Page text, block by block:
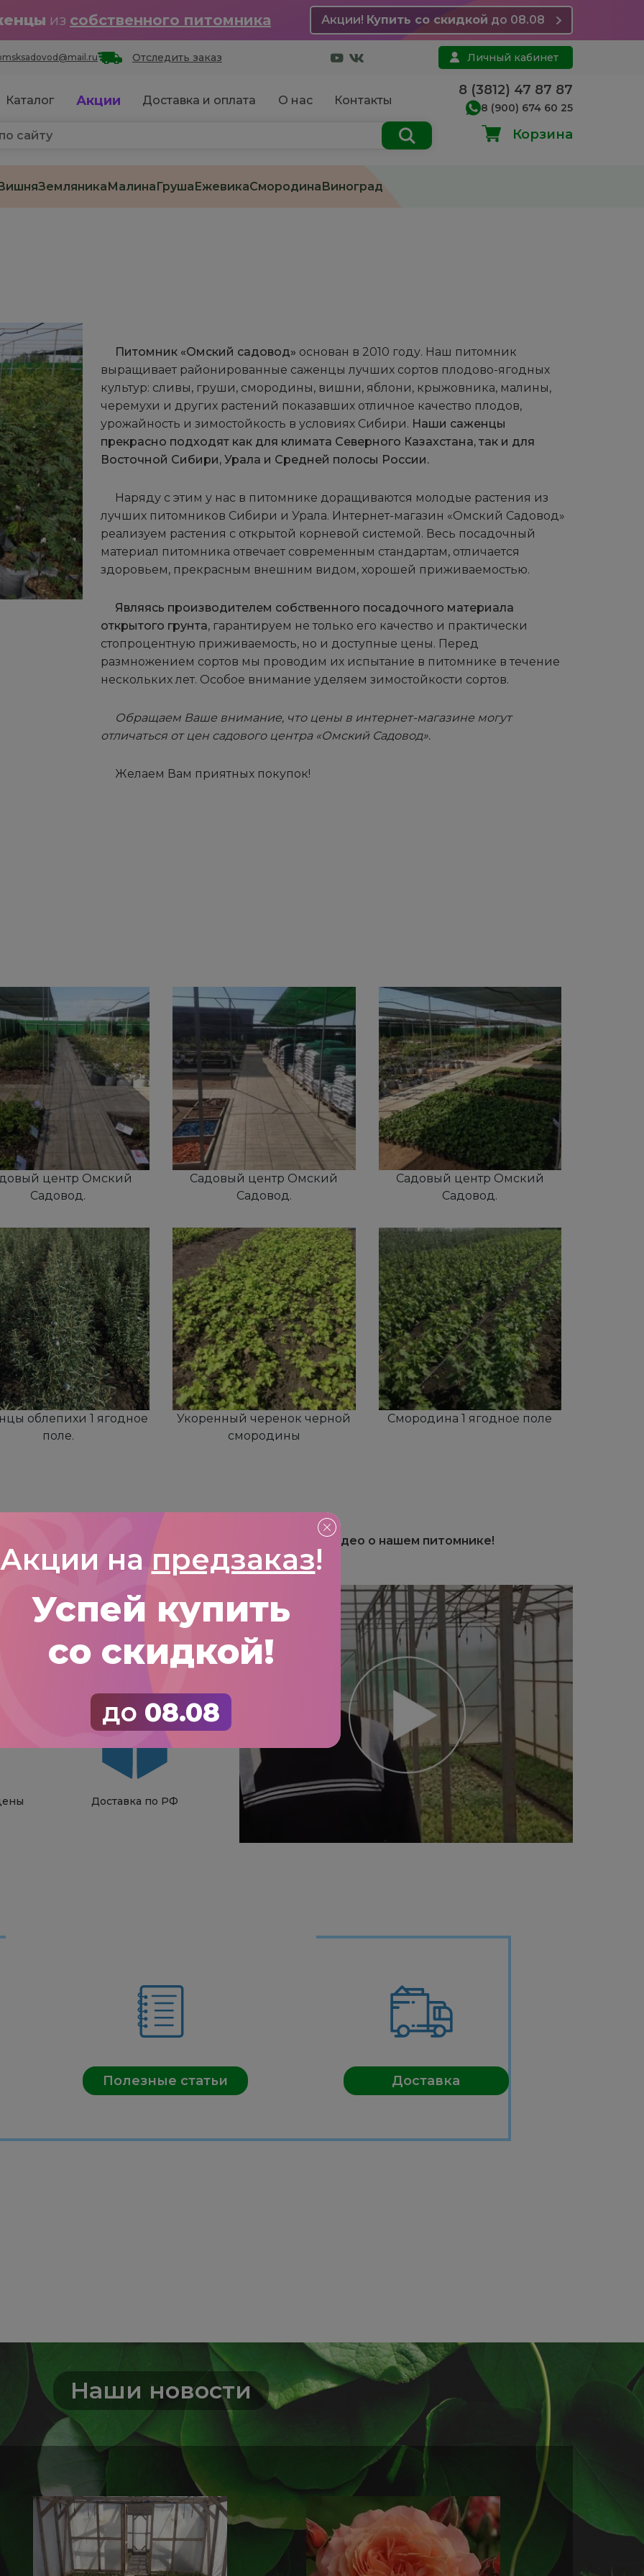
Акции напредзаказ!
Успей купить
со скидкой!
до 08.08
из собственного питомника Акции! Купить со скидкой до 08.08
Отследить заказ Личный кабинет
Каталог Акции Доставка и оплата О нас Контакты
8 (3812) 47 87 87
8 (900) 674 60 25
Корзина
ЗемляникаМалинаГрушаЕжевикаСмородинаВиноград
Питомник «Омский садовод» основан в 2010 году. Наш питомник
выращивает районированные саженцы лучших сортов плодово-ягодных
культур: сливы, груши, смородины, вишни, яблони, крыжовника, малины,
черемухи и других растений показавших отличное качество плодов,
урожайность и зимостойкость в условиях Сибири. Наши саженцы
прекрасно подходят как для климата Северного Казахстана, так и для
Восточной Сибири, Урала и Средней полосы России.
Наряду с этим у нас в питомнике доращиваются молодые растения из
лучших питомников Сибири и Урала. Интернет-магазин «Омский Садовод»
реализуем растения с открытой корневой системой. Весь посадочный
материал питомника отвечает современным стандартам, отличается
здоровьем, прекрасным внешним видом, хорошей приживаемостью.
Являясь производителем собственного посадочного материала
открытого грунта, гарантируем не только его качество и практически
стопроцентную приживаемость, но и доступные цены. Перед
размножением сортов мы проводим их испытание в питомнике в течение
нескольких лет. Особое внимание уделяем зимостойкости сортов.
Обращаем Ваше внимание, что цены в интернет-магазине могут
отличаться от цен садового центра «Омский Садовод».
Желаем Вам приятных покупок!
центр Омский
Садовод.
Садовый центр Омский
Садовод.
Садовый центр Омский
Садовод.
облепихи 1 ягодное
поле.
Укоренный черенок черной
смородины
Смородина 1 ягодное поле
садовых культур
Доставка по РФ
осмотрите видео о нашем питомнике!
Полезные статьи Доставка
Наши новости